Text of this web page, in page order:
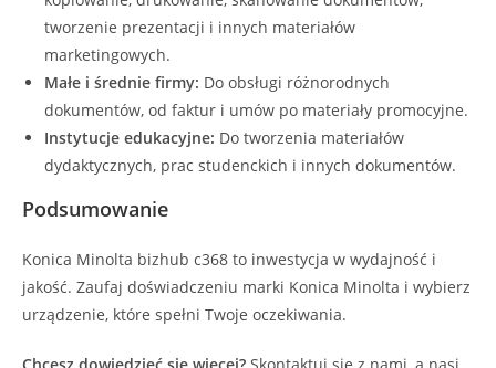
tworzenie prezentacji i innych materiałów
marketingowych.
Małe i średnie firmy: Do obsługi różnorodnych
dokumentów, od faktur i umów po materiały promocyjne.
Instytucje edukacyjne: Do tworzenia materiałów
dydaktycznych, prac studenckich i innych dokumentów.
Podsumowanie
Konica Minolta bizhub c368 to inwestycja w wydajność i
jakość. Zaufaj doświadczeniu marki Konica Minolta i wybierz
urządzenie, które spełni Twoje oczekiwania.